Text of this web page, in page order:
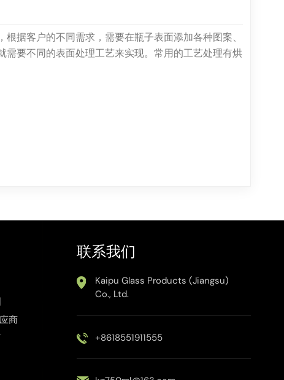
根据客户的不同需求，需要在瓶子表面添加各种图案、
需要不同的表面处理工艺来实现。常用的工艺处理有烘
然后将带有图案的烘焙纸贴在玻璃瓶上。干燥后放入电
却。图案印在玻...
商
联系我们
Kaipu Glass Products (Jiangsu)
Co., Ltd.
+8618551911555